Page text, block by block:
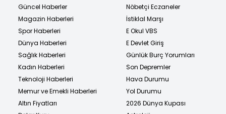
Güncel Haberler
Magazin Haberleri
Spor Haberleri
Dünya Haberleri
Sağlık Haberleri
Kadın Haberleri
Teknoloji Haberleri
Memur ve Emekli Haberleri
Altın Fiyatları
Nöbetçi Eczaneler
İstiklal Marşı
E Okul VBS
E Devlet Giriş
Günlük Burç Yorumları
Son Depremler
Hava Durumu
Yol Durumu
2026 Dünya Kupası